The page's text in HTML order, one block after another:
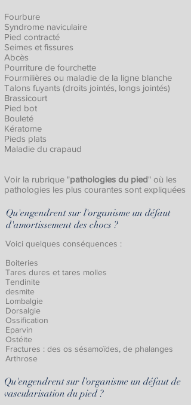
Fourbure
Syndrome naviculaire
Pied contracté
Seimes et fissures
Abcès
Pourriture de fourchette
Fourmilières ou maladie de la ligne blanche
Talons fuyants (droits jointés, longs jointés)
Brassicourt
Pied bot
Bouleté
Kératome
Pieds plats
Maladie du crapaud​
Voir la rubrique "pathologies du pied" où les
pathologies les plus courantes sont expliquées
Qu'engendrent sur l'organisme un défaut
d'amortissement des chocs ?
Voici quelques conséquences :
Boiteries
Tares dures et tares molles
Tendinite
desmite
Lombalgie
Dorsalgie
Ossification
Eparvin
Ostéite
Fractures : des os sésamoïdes, de phalanges
Arthrose
Qu'engendrent sur l'organisme un défaut de
vascularisation du pied ?